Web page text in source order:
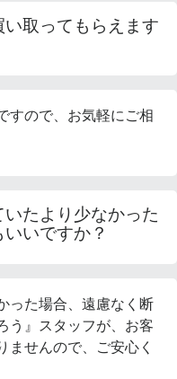
取ってもらえます
すので、お気軽にご相
たより少なかった
いですか？
った場合、遠慮なく断
う』スタッフが、お客
ませんので、ご安心く